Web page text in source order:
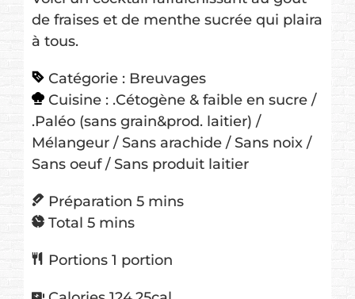
de fraises et de menthe sucrée qui plaira
à tous.
Catégorie : Breuvages
Cuisine : .Cétogène & faible en sucre /
.Paléo (sans grain&prod. laitier) /
Mélangeur / Sans arachide / Sans noix /
Sans oeuf / Sans produit laitier
Préparation 5minutes
mins
Total 5minutes
mins
Portions 1 portion